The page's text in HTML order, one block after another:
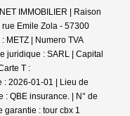
IMMOBILIER | Raison
Emile Zola - 57300
METZ | Numero TVA
juridique : SARL | Capital
T :
: 2026-01-01 | Lieu de
QBE insurance. | N° de
garantie : tour cbx 1